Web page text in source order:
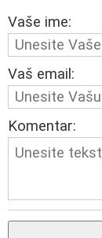
Vaše ime:
Vaš email:
Komentar: